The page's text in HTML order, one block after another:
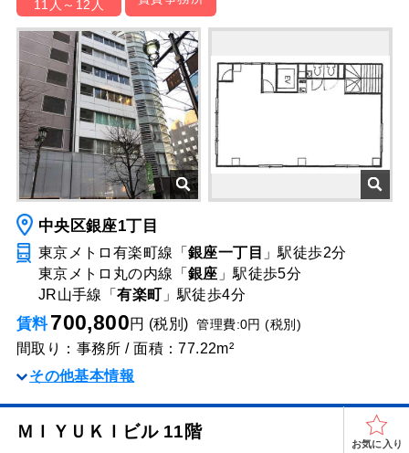
11人～12人
中央区銀座1丁目
東京メトロ有楽町線「 銀座一丁目 」駅徒歩2分
東京メトロ丸の内線「 銀座 」駅徒歩5分
JR山手線「有楽町 」駅徒歩4分
賃料700,800円 (税別)管理費:0円 (税別)
間取り：事務所 / 面積：77.22m²
その他基本情報
ＭＩＹＵＫＩビル 11階
お気に入り